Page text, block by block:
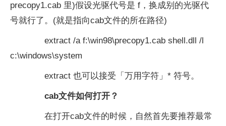
precopy1.cab 里)假设光驱代号是 f，换成别的光驱代
号就行了。(就是指向cab文件的所在路径)
extract /a f:\win98\precopy1.cab shell.dll /l
c:\windows\system
extract 也可以接受「万用字符」* 符号。
cab文件如何打开？
在打开cab文件的时候，自然首先要推荐最常